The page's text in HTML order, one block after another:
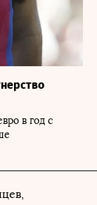
в год с